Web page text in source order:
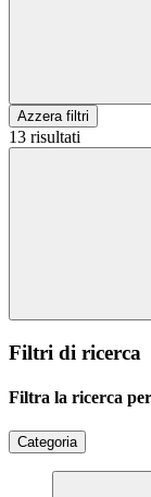
Azzera filtri
13 risultati
Filtri di ricerca
Filtra la ricerca
Categoria